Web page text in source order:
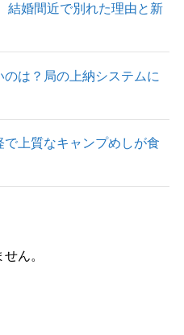
結婚間近で別れた理由と新
は？局の上納システムに
上質なキャンプめしが食
ん。